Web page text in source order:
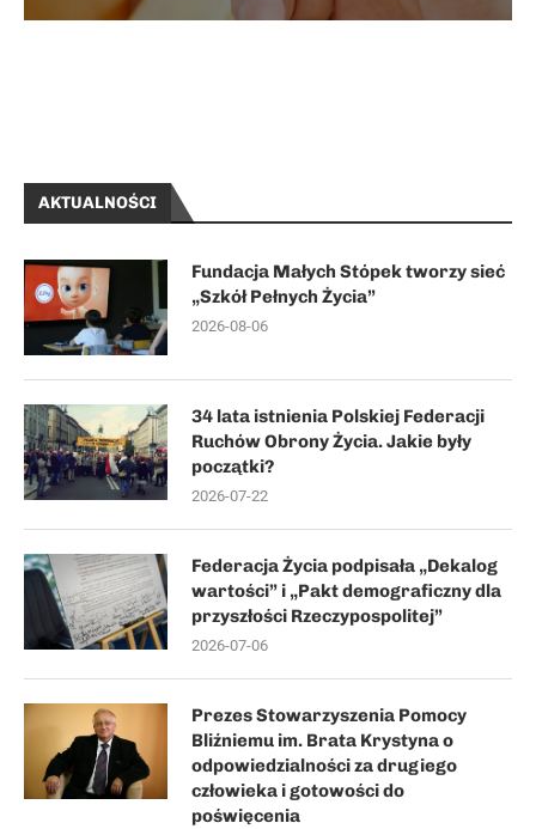
AKTUALNOŚCI
Fundacja Małych Stópek tworzy sieć
„Szkół Pełnych Życia”
2026-08-06
34 lata istnienia Polskiej Federacji
Ruchów Obrony Życia. Jakie były
początki?
2026-07-22
Federacja Życia podpisała „Dekalog
wartości” i „Pakt demograficzny dla
przyszłości Rzeczypospolitej”
2026-07-06
Prezes Stowarzyszenia Pomocy
Bliźniemu im. Brata Krystyna o
odpowiedzialności za drugiego
człowieka i gotowości do
poświęcenia